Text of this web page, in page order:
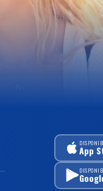
App